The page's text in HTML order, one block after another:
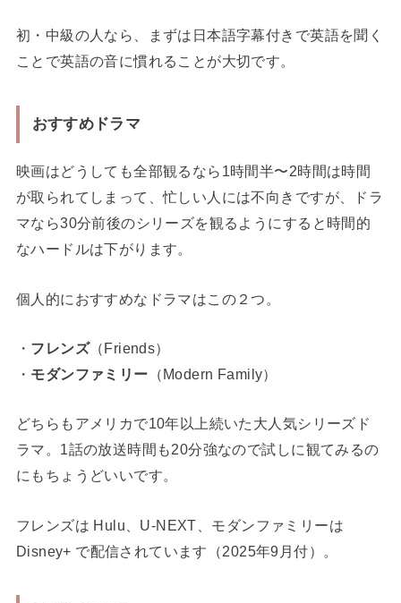
初・中級の人なら、まずは日本語字幕付きで英語を聞く
ことで英語の音に慣れることが大切です。
おすすめドラマ
映画はどうしても全部観るなら1時間半〜2時間は時間
が取られてしまって、忙しい人には不向きですが、ドラ
マなら30分前後のシリーズを観るようにすると時間的
なハードルは下がります。
個人的におすすめなドラマはこの２つ。
・ フレンズ（Friends）
・ モダンファミリー （Modern Family）
どちらもアメリカで10年以上続いた大人気シリーズド
ラマ。1話の放送時間も20分強なので試しに観てみるの
にもちょうどいいです。
フレンズは Hulu、U-NEXT、モダンファミリーは
Disney+ で配信されています（2025年9月付）。